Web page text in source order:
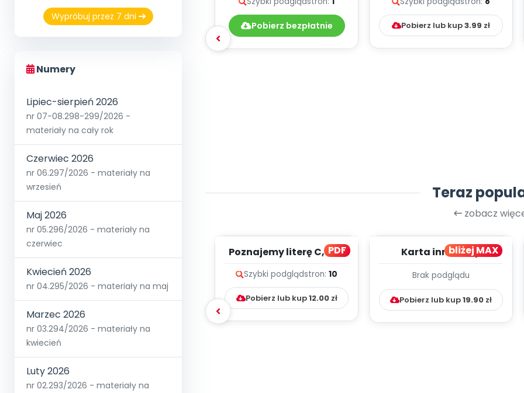
Wypróbuj przez 7 dni
Numery
Lipiec-sierpień 2026
nr 07-08.298-299/2026 -
materiały na cały rok
Czerwiec 2026
nr 06.297/2026 - materiały na
wrzesień
Maj 2026
nr 05.296/2026 - materiały na
czerwiec
Kwiecień 2026
nr 04.295/2026 - materiały na maj
Marzec 2026
nr 03.294/2026 - materiały na
kwiecień
Luty 2026
nr 02.293/2026 - materiały na
Pobierz bezpłatnie Pobierz lub kup3.99 zł
Teraz
zobacz
PDF
Poznajemy literę C, cz. 1
Szybki podglądstron: 10
Pobierz lub kup12.00zł
bliżej MAX
Karta innowacji
Kumpelkowo
Brak podglądu
Pobierz lub kup19.90 zł